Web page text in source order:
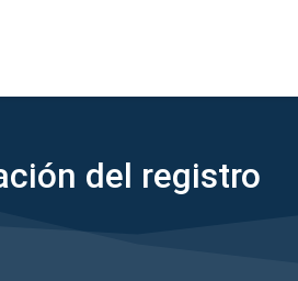
del registro